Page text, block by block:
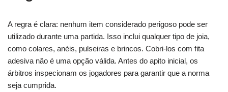
A regra é clara: nenhum item considerado perigoso pode ser
utilizado durante uma partida. Isso inclui qualquer tipo de joia,
como colares, anéis, pulseiras e brincos. Cobri-los com fita
adesiva não é uma opção válida. Antes do apito inicial, os
árbitros inspecionam os jogadores para garantir que a norma
seja cumprida.